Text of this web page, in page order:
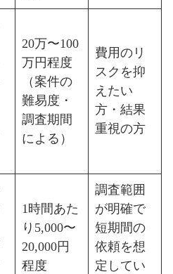
20万〜100
万円程度
（案件の
難易度・
調査期間
による）
費用のリ
スクを抑
えたい
方・結果
重視の方
1時間あた
り5,000〜
20,000円
程度
調査範囲
が明確で
短期間の
依頼を想
定してい